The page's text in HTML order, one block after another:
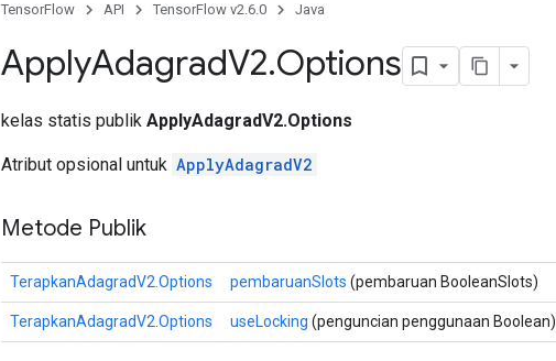
TensorFlow API TensorFlow v2.6.0 Java
ApplyAdagradV2.Options
kelas statis publik ApplyAdagradV2.Options
Atribut opsional untuk ApplyAdagradV2
Metode Publik
TerapkanAdagradV2.Options pembaruanSlots (pembaruan BooleanSlots)
TerapkanAdagradV2.Options useLocking (penguncian penggunaan Boolean)